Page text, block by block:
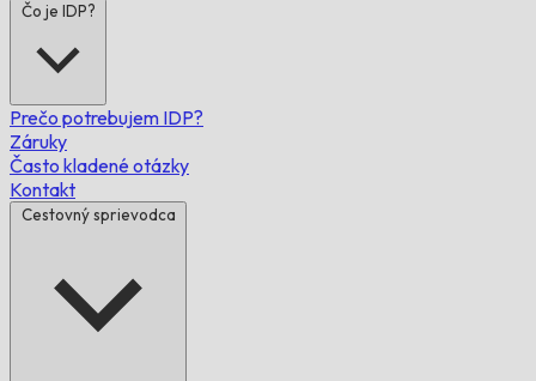
Čo je IDP?
Prečo potrebujem IDP?
Záruky
Často kladené otázky
Kontakt
Cestovný sprievodca